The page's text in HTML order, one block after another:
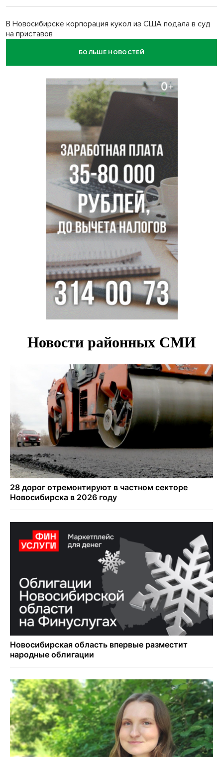
В Новосибирске корпорация кукол из США подала в суд
на приставов
В Новосибирске минздрав объявил бесплатную
В Новосибирске врачи прооперировали 25 тысяч
пациентов с катарактой
Знаменитый орангутан Бату отметил юбилей в
новосибирском зоопарке
Новосибирские хирурги спасли сердце восьмиклассницы
с донорским клапаном
БОЛЬШЕ НОВОСТЕЙ